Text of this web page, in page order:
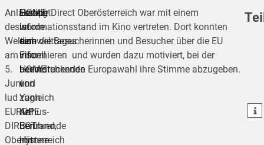
Anlässlich
des
Weltumwelttages
am
5.
Juni
lud
EUROPE
DIRECT
Oberösterreich
Gezeigt
wurde
der
Film
HOME
von
Yann
Arthus-
Bertrand,
mit
HOME
ist
eine
visuell
beeindruckende
und
zugleich
tief
berührende
Hymne
Europe Direct Oberösterreich war mit einem
Informationsstand im Kino vertreten. Dort konnten
sich die Besucherinnen und Besucher über die EU
informieren und wurden dazu motiviert, bei der
bevorstehenden Europawahl ihre Stimme abzugeben.
teilen